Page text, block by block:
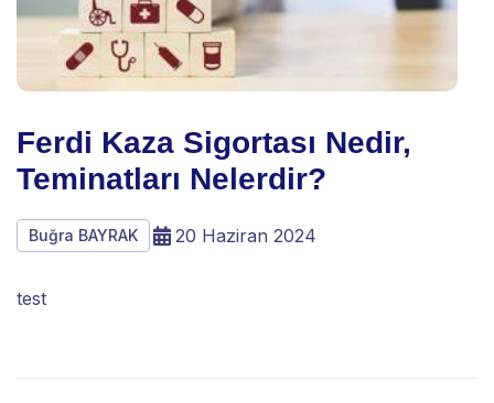
Ferdi Kaza Sigortası Nedir,
Teminatları Nelerdir?
Buğra BAYRAK 20 Haziran 2024
test